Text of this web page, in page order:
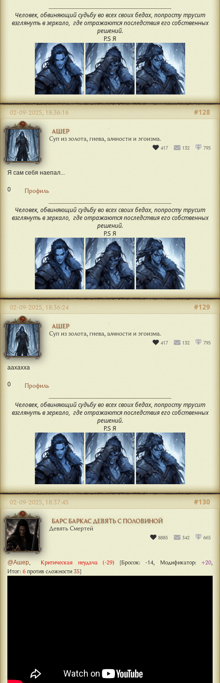
Человек, обвиняющий судьбу во всех своих бедах, попросту трусит
взглянуть в зеркало, где отражаются последствия его собственных
решений.
P.S Я
АШЕР
Суп из золота, гнева, алчности и эгоизма.
417 132 795
#128
02-09-2025, 18:36:16
Я сам себя наепал...
0 Профиль
Человек, обвиняющий судьбу во всех своих бедах, попросту трусит
взглянуть в зеркало, где отражаются последствия его собственных
решений.
P.S Я
АШЕР
Суп из золота, гнева, алчности и эгоизма.
417 132 795
#129
02-09-2025, 18:36:24
аахахха
0 Профиль
Человек, обвиняющий судьбу во всех своих бедах, попросту трусит
взглянуть в зеркало, где отражаются последствия его собственных
решений.
P.S Я
БАРС БАРКАС ДЕВЯТЬ С ПОЛОВИНОЙ
Девять Смертей
8885 342 665
#130
02-09-2025, 18:37:45
@Ашер, Критическая неудача (-29) [Бросок: -14, Модификатор: +20,
Итог: 6 против сложности 35]